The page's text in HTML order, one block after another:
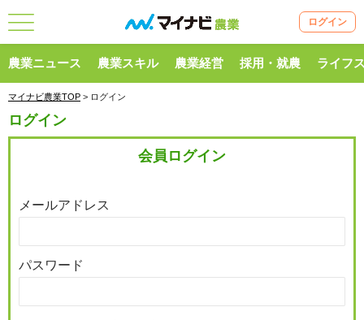
ログイン
農業ニュース 農業スキル 農業経営 採用・就農 ライフ
マイナビ農業TOP > ログイン
ログイン
会員ログイン
メールアドレス
パスワード